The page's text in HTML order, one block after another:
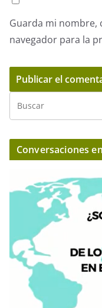
Guarda mi nombre,
navegador para la
Conversaciones
e
d